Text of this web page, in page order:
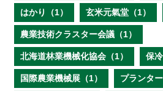
はかり（1） 玄米元氣堂（1）
農業技術クラスター会議（1）
北海道林業機械化協会（1） 保
国際農業機械展（1） プランター